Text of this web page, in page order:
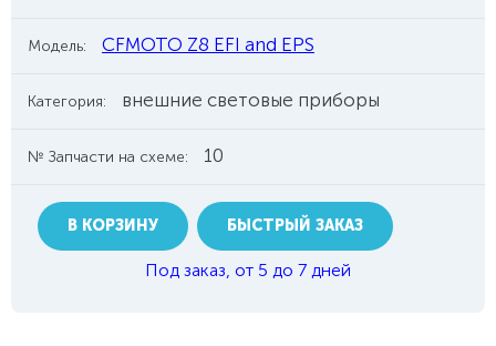
Модель: CFMOTO Z8 EFI and EPS
Категория: внешние световые приборы
№ Запчасти на схеме: 10
В КОРЗИНУ БЫСТРЫЙ ЗАКАЗ
Под заказ, от 5 до 7 дней